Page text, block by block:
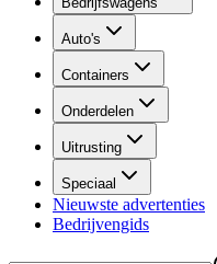
Auto's
Containers
Onderdelen
Uitrusting
Speciaal
Nieuwste advertenties
Bedrijvengids